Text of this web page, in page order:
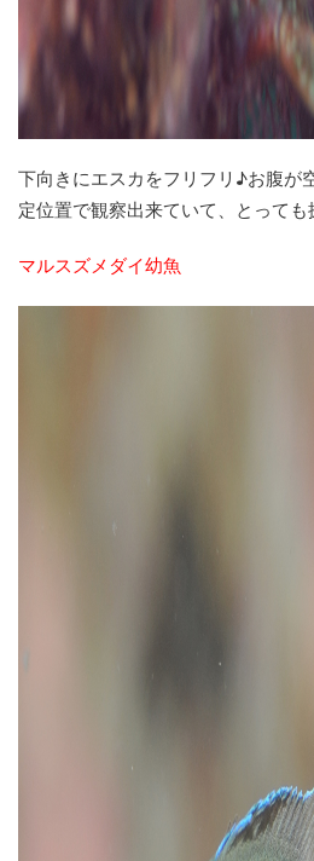
下向きにエスカをフリフリ♪お腹が
定位置で観察出来ていて、とっても
マルスズメダイ幼魚